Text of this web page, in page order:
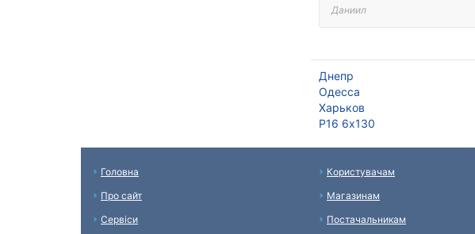
Даниил
Днепр
Одесса
Харьков
Р16 6х130
Головна
Про сайт
Сервіси
Користувачам
Магазинам
Постачальникам